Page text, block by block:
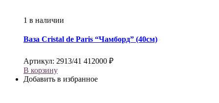
1 в наличии
Ваза Cristal de Paris “Чамборд” (40см)
Артикул: 2913/41 412000 ₽
В корзину
Добавить в избранное